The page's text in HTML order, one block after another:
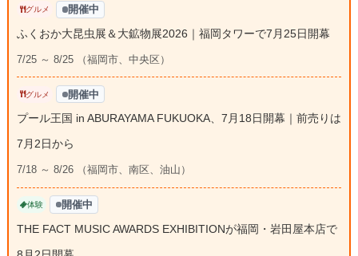
グルメ 開催中
ふくおか大昆虫展＆大鉱物展2026｜福岡タワーで7月25日開幕
7/25 ～ 8/25 （福岡市、中央区）
グルメ 開催中
プール王国 in ABURAYAMA FUKUOKA、7月18日開幕｜前売りは
7月2日から
7/18 ～ 8/26 （福岡市、南区、油山）
体験 開催中
THE FACT MUSIC AWARDS EXHIBITIONが福岡・岩田屋本店で